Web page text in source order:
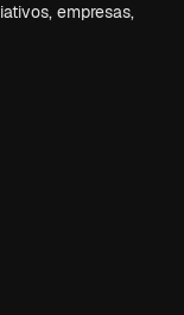
empresas,